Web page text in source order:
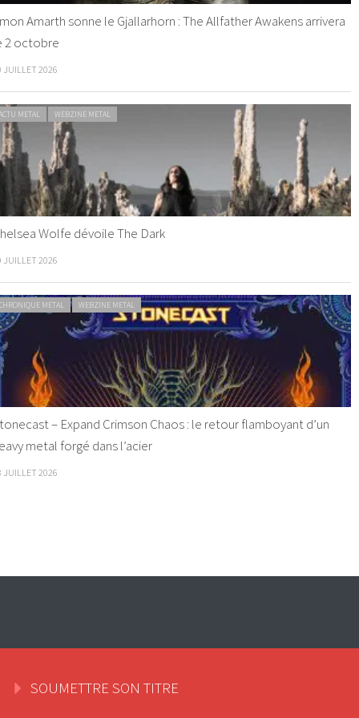
Amarth sonne le Gjallarhorn : The Allfather Awakens arrivera
2 octobre
JUILLET 2026
METAL WEBZINE METAL
Wolfe dévoile The Dark
JUILLET 2026
METAL WEBZINE METAL
– Expand Crimson Chaos : le retour flamboyant d’un
metal forgé dans l’acier
JUILLET 2026
SOUMETTRE SON TITRE